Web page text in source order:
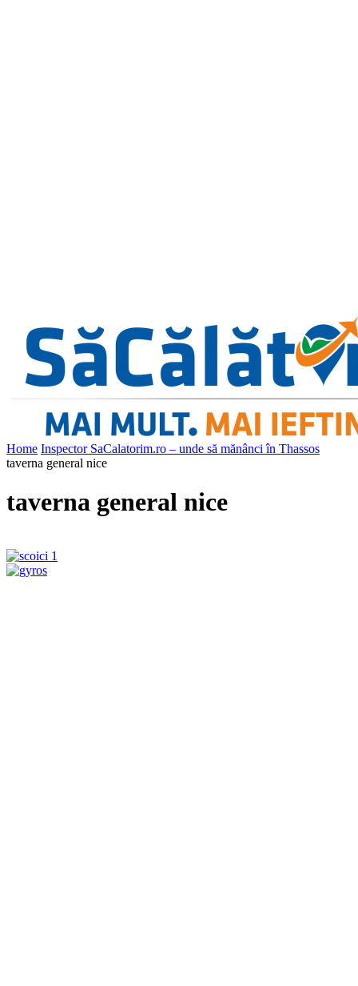
Home Inspector SaCalatorim.ro – unde să mănânci în Thassos
taverna general nice
taverna general nice